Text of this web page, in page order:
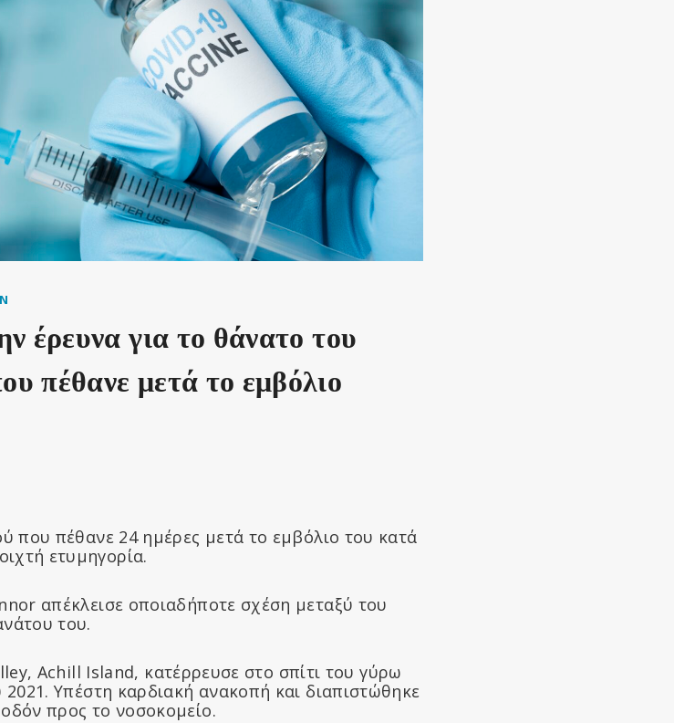
έρευνα για το θάνατο του
πέθανε μετά το εμβόλιο
που πέθανε 24 ημέρες μετά το εμβόλιο του κατά
ετυμηγορία.
απέκλεισε οποιαδήποτε σχέση μεταξύ του
του.
Achill Island, κατέρρευσε στο σπίτι του γύρω
Υπέστη καρδιακή ανακοπή και διαπιστώθηκε
προς το νοσοκομείο.